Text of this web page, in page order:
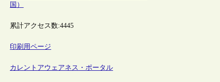
国）
累計アクセス数:4445
印刷用ページ
カレントアウェアネス・ポータル